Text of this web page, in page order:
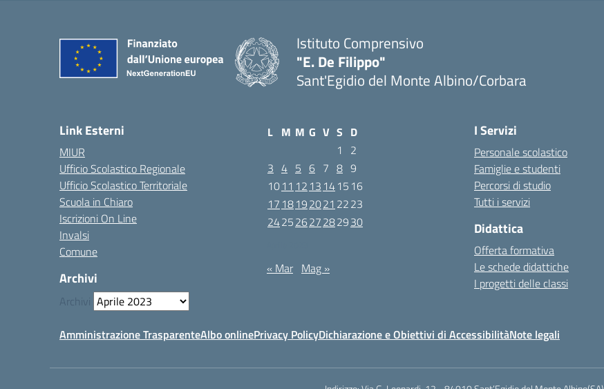
Istituto Comprensivo
"E. De Filippo"
Sant'Egidio del Monte Albino/Corbara
Link Esterni
MIUR
Ufficio Scolastico Regionale
Ufficio Scolastico Territoriale
Scuola in Chiaro
Iscrizioni On Line
Invalsi
Comune
Archivi
Archivi
L M M G V S D
1
2
3 4 5 6 7 8 9
1011 12 13 1415 16
17 18192021 2223
24252627282930
« Mar Mag »
I Servizi
Personale scolastico
Famiglie e studenti
Percorsi di studio
Tutti i servizi
Didattica
Offerta formativa
Le schede didattiche
I progetti delle classi
Amministrazione TrasparenteAlbo onlinePrivacy PolicyDichiarazione e Obiettivi di AccessibilitàNote legali